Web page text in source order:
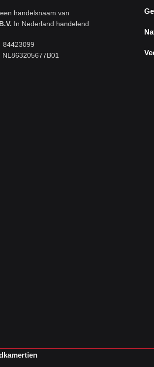
handelsnaam van
In Nederland handelend
84423099
NL863205677B01